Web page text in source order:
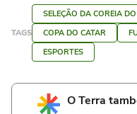
TAGS
SELEÇÃO DA COREIA
COPA DO CATAR
ESPORTES
O Terra